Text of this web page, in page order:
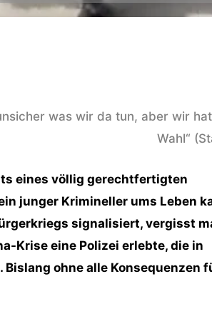
was wir da tun, aber wir
Wahl“
eines völlig gerechtfertigten
junger Krimineller ums Leben
signalisiert, vergisst
Krise eine Polizei erlebte, die in
ohne alle Konsequenzen